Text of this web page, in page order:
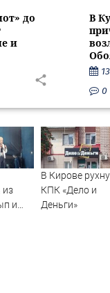
до
и
В
0
из
и
В Кирове
КПК «Дело и
Деньги»